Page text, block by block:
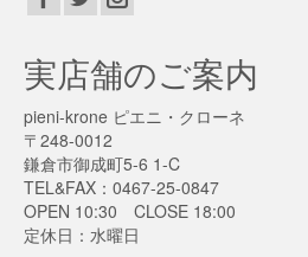
実店舗のご案内
pieni-krone ピエニ・クローネ
〒248-0012
鎌倉市御成町5-6 1-C
TEL&FAX：0467-25-0847
OPEN 10:30 CLOSE 18:00
定休日：水曜日